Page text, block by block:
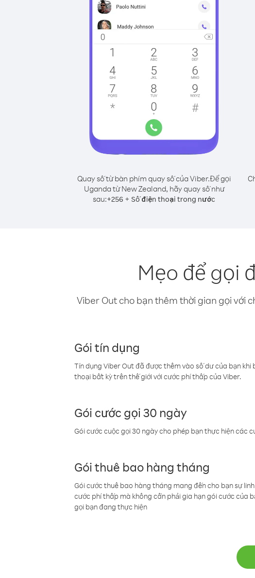
Quay số từ bàn phím quay số của Viber.Để gọi
Uganda từ New Zealand, hãy quay số như
sau:+256 + Số điện thoại trong nước
Mẹo để gọi
Viber Out cho bạn thêm thời gian gọi với
Gói tín dụng
Tín dụng Viber Out đã được thêm vào số dư của bạn
thoại bất kỳ trên thế giới với cước phí thấp của Viber.
Gói cước gọi 30 ngày
Gói cước cuộc gọi 30 ngày cho phép bạn thực hiện các
Gói thuê bao hàng tháng
Gói cước thuê bao hàng tháng mang đến cho bạn sự
cước phí thấp mà không cần phải gia hạn gói cước của
gọi bạn đang thực hiện